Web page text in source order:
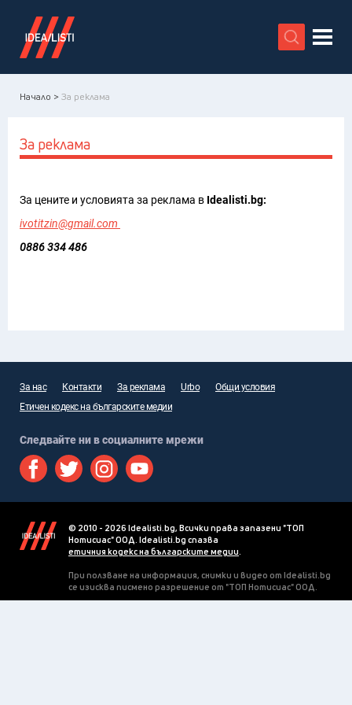
X
Начало >За реклама
За реклама
За цените и условията за реклама в Idealisti.bg:
ivotitzin@gmail.com
0886 334 486
За нас Контакти За реклама Urbo
Общи условия
Етичен кодекс на българските медии
Следвайте ни в социалните мрежи
© 2010 - 2026 Idealisti.bg, Всички права запазени "ТОП
Нотисиас" ООД. Idealisti.bg спазва
етичния кодекс на българските медии
При ползване на информация, снимки и видео от Idealisti.bg
се изисква писмено разрешение от "ТОП Нотисиас" ООД.